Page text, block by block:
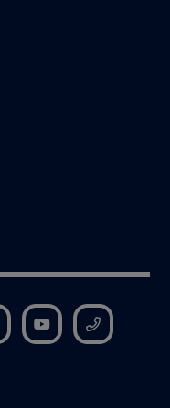
Twitter YouTube